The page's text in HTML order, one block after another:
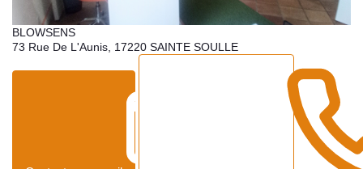
BLOWSENS
73 Rue De L'Aunis, 17220 SAINTE SOULLE